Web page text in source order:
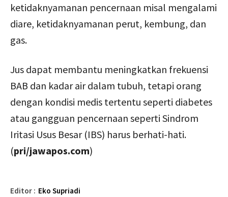
ketidaknyamanan pencernaan misal mengalami
diare, ketidaknyamanan perut, kembung, dan
gas.
Jus dapat membantu meningkatkan frekuensi
BAB dan kadar air dalam tubuh, tetapi orang
dengan kondisi medis tertentu seperti diabetes
atau gangguan pencernaan seperti Sindrom
Iritasi Usus Besar (IBS) harus berhati-hati.
(pri/jawapos.com)
Editor : Eko Supriadi